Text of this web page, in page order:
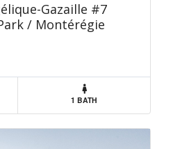
Gazaille #7
/ Montérégie
1 BATH